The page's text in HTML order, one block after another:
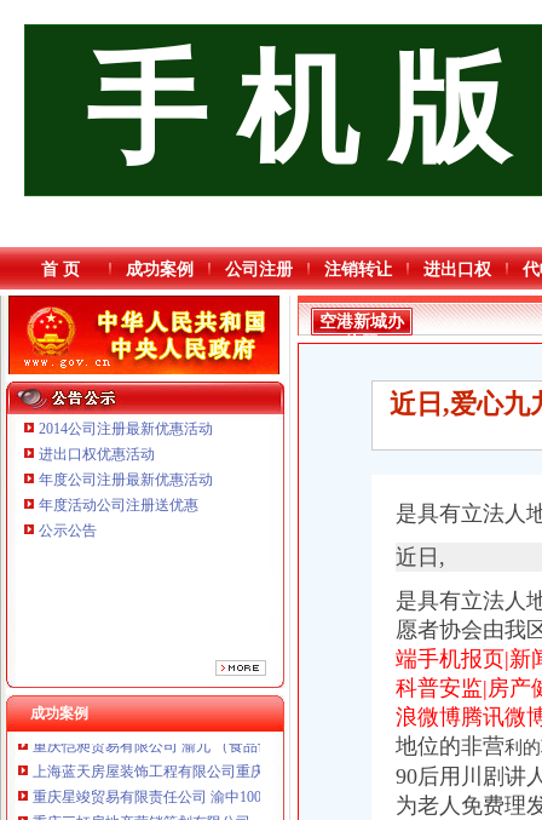
手 机 版
首 页 成功案例 公司注册 注销转让 进出口权
2014公司注册最新优惠活动
进出口权优惠活动
年度公司注册最新优惠活动
年度活动公司注册送优惠
公示公告
成功案例
重庆星竣贸易有限责任公司 渝中100万 （进出口权）
重庆三虹房地产营销策划有限公司
重庆汇泰贷款咨询有限公司科园路分公司 渝高 （工商注册）
重庆欧氏科技发展有限公司 渝九50万 （进出口权）
重庆安赐商贸有限公司 渝江10万 （工商注册）
重庆恺昶贸易有限公司 渝九 （食品许可证）
上海蓝天房屋装饰工程有限公司重庆分公司 渝北 （工商注册）
重庆星竣贸易有限责任公司 渝中100万 （进出口权）
重庆三虹房地产营销策划有限公司
空港新城办
执照
近日,爱心九
是具有立法人
近日,
是具有立法人
愿者协会由我
端手机报页|新
科普安监|房产
浪微博腾讯微
地位的非营利
90后用川剧讲
为老人免费理